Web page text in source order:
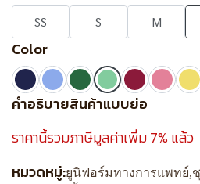
SS S M
Color
คำอธิบายสินค้าแบบย่อ
ราคานี้รวมภาษีมูลค่าเพิ่ม 7% แล้ว
หมวดหมู่:ยูนิฟอร์มทางการแพทย์,